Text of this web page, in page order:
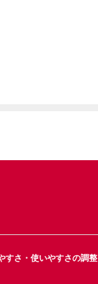
すさ・使いやすさの調整